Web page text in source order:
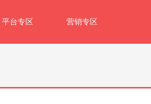
平台专区 营销专区